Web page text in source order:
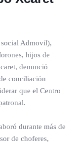
Admovil),
hijos de
denunció
conciliación
que el Centro
durante más de
de choferes,